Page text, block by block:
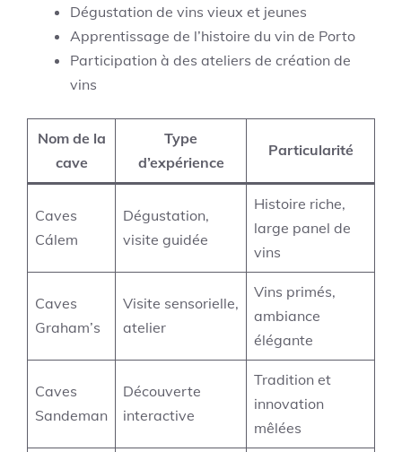
Dégustation de vins vieux et jeunes
Apprentissage de l’histoire du vin de Porto
Participation à des ateliers de création de
vins
Nom de la
cave
Type
d’expérience
Particularité
Caves
Cálem
Dégustation,
visite guidée
Histoire riche,
large panel de
vins
Caves
Graham’s
Visite sensorielle,
atelier
Vins primés,
ambiance
élégante
Caves
Sandeman
Découverte
interactive
Tradition et
innovation
mêlées